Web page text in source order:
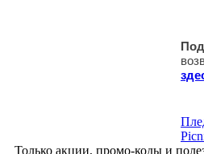
Только акции, промо-коды и